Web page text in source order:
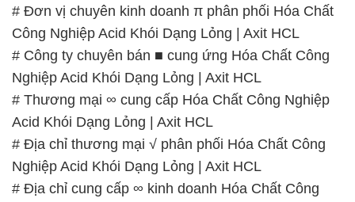
# Đơn vị chuyên kinh doanh π phân phối Hóa Chất
Công Nghiệp Acid Khói Dạng Lỏng | Axit HCL
# Công ty chuyên bán ■ cung ứng Hóa Chất Công
Nghiệp Acid Khói Dạng Lỏng | Axit HCL
# Thương mại ∞ cung cấp Hóa Chất Công Nghiệp
Acid Khói Dạng Lỏng | Axit HCL
# Địa chỉ thương mại √ phân phối Hóa Chất Công
Nghiệp Acid Khói Dạng Lỏng | Axit HCL
# Địa chỉ cung cấp ∞ kinh doanh Hóa Chất Công